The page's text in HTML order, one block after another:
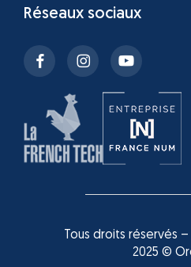
Réseaux sociaux
FacebookInstagramYoutube
Tous droits réservés –
2025 ©